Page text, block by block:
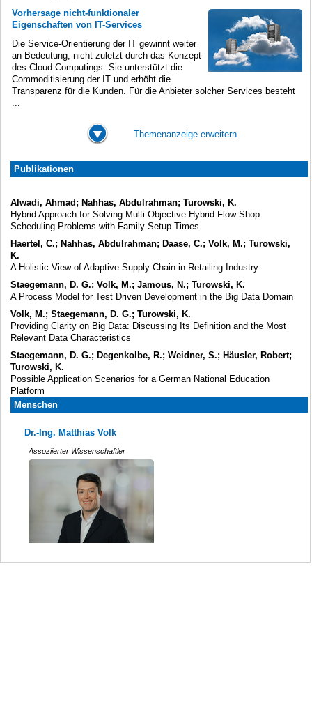
Vorhersage nicht-funktionaler
Eigenschaften von IT-Services
Die Service-Orientierung der IT gewinnt weiter
an Bedeutung, nicht zuletzt durch das Konzept
des Cloud Computings. Sie unterstützt die
Commoditisierung der IT und erhöht die
Transparenz für die Kunden. Für die Anbieter solcher Services besteht
Themenanzeige erweitern
Publikationen
Alwadi, Ahmad; Nahhas, Abdulrahman; Turowski, K.
Hybrid Approach for Solving Multi-Objective Hybrid Flow Shop
Scheduling Problems with Family Setup Times
Haertel, C.; Nahhas, Abdulrahman; Daase, C.; Volk, M.; Turowski,
K.
A Holistic View of Adaptive Supply Chain in Retailing Industry
Staegemann, D. G.; Volk, M.; Jamous, N.; Turowski, K.
A Process Model for Test Driven Development in the Big Data Domain
Volk, M.; Staegemann, D. G.; Turowski, K.
Providing Clarity on Big Data: Discussing Its Definition and the Most
Relevant Data Characteristics
Staegemann, D. G.; Degenkolbe, R.; Weidner, S.; Häusler, Robert;
Turowski, K.
Possible Application Scenarios for a German National Education
Platform
Menschen
Dr.-Ing. Matthias Volk
Assoziierter Wissenschaftler